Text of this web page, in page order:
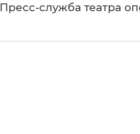
Пресс-служба театра